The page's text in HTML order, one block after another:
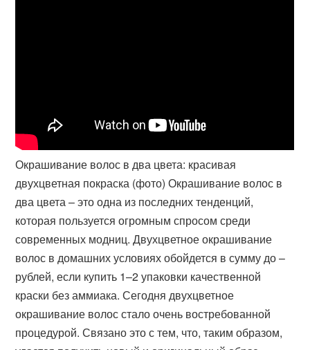
Окрашивание волос в два цвета: красивая
двухцветная покраска (фото) Окрашивание волос в
два цвета – это одна из последних тенденций,
которая пользуется огромным спросом среди
современных модниц. Двухцветное окрашивание
волос в домашних условиях обойдется в сумму до –
рублей, если купить 1–2 упаковки качественной
краски без аммиака. Сегодня двухцветное
окрашивание волос стало очень востребованной
процедурой. Связано это с тем, что, таким образом,